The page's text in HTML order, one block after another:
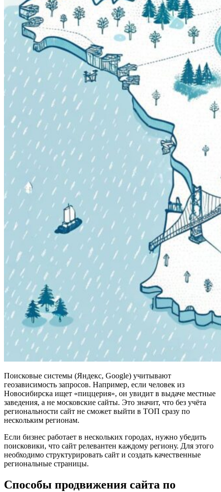
Поисковые системы (Яндекс, Google) учитывают
геозависимость запросов. Например, если человек из
Новосибирска ищет «пиццерия», он увидит в выдаче местные
заведения, а не московские сайты. Это значит, что без учёта
региональности сайт не сможет выйти в ТОП сразу по
нескольким регионам.
Если бизнес работает в нескольких городах, нужно убедить
поисковики, что сайт релевантен каждому региону. Для этого
необходимо структурировать сайт и создать качественные
региональные страницы.
Способы продвижения сайта по